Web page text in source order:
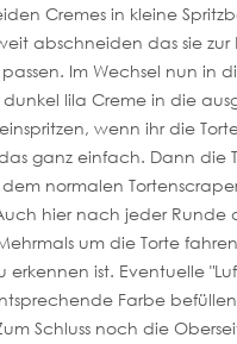
Cremes in kleine
abschneiden das sie zur
Im Wechsel nun in
lila Creme in die
wenn ihr die
ganz einfach. Dann die
normalen
hier nach jeder Runde
um die Torte
erkennen ist. Eventuelle
Farbe
Schluss noch die